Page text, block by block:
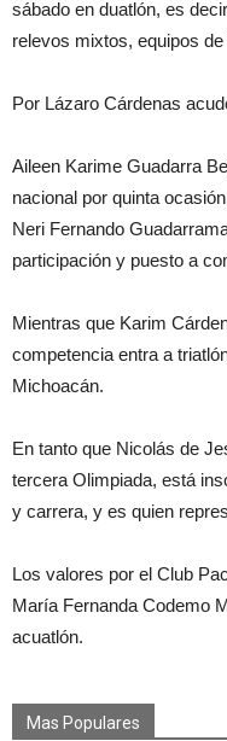
sábado en duatlón, es
relevos mixtos, equipos
Por Lázaro Cárdenas
Aileen Karime Guadarra
nacional por quinta
Neri Fernando
participación y puesto a
Mientras que Karim
competencia entra a
Michoacán.
En tanto que Nicolás de
tercera Olimpiada, está
y carrera, y es quien
Los valores por el Club
María Fernanda Codemo
acuatlón.
Mas Populares